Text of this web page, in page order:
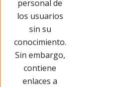
personal de
los usuarios
sin su
conocimiento.
Sin embargo,
contiene
enlaces a